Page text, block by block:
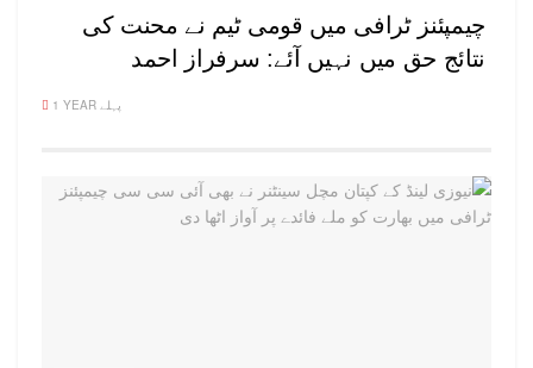
چیمپئنز ٹرافی میں قومی ٹیم نے محنت کی
نتائج حق میں نہیں آئے: سرفراز احمد
1 YEAR پہلے